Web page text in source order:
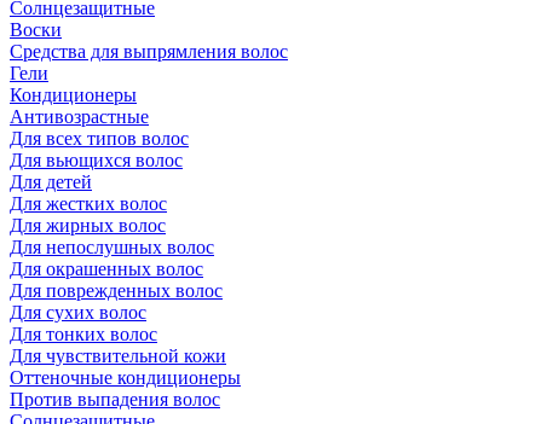
Солнцезащитные
Воски
Средства для выпрямления волос
Гели
Кондиционеры
Антивозрастные
Для всех типов волос
Для вьющихся волос
Для детей
Для жестких волос
Для жирных волос
Для непослушных волос
Для окрашенных волос
Для поврежденных волос
Для сухих волос
Для тонких волос
Для чувствительной кожи
Оттеночные кондиционеры
Против выпадения волос